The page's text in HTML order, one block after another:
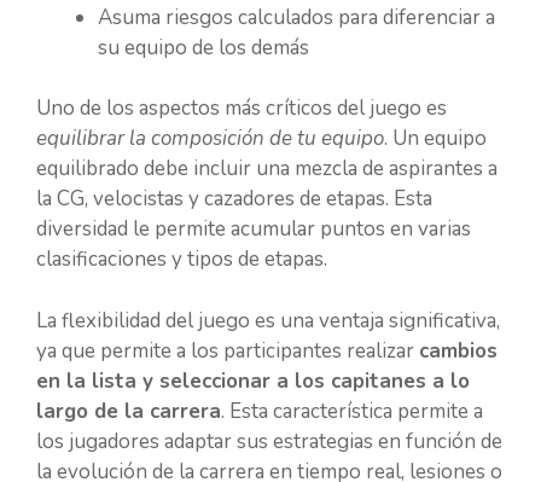
Asuma riesgos calculados para diferenciar a
su equipo de los demás
Uno de los aspectos más críticos del juego es
equilibrar la composición de tu equipo. Un equipo
equilibrado debe incluir una mezcla de aspirantes a
la CG, velocistas y cazadores de etapas. Esta
diversidad le permite acumular puntos en varias
clasificaciones y tipos de etapas.
La flexibilidad del juego es una ventaja significativa,
ya que permite a los participantes realizar cambios
en la lista y seleccionar a los capitanes a lo
largo de la carrera. Esta característica permite a
los jugadores adaptar sus estrategias en función de
la evolución de la carrera en tiempo real, lesiones o